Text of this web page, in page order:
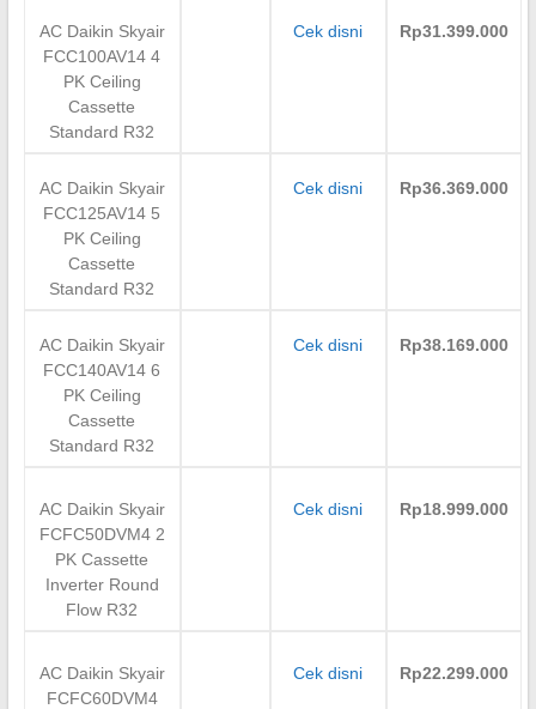
AC Daikin Skyair
FCC100AV14 4
PK Ceiling
Cassette
Standard R32
Cek disni Rp31.399.000
AC Daikin Skyair
FCC125AV14 5
PK Ceiling
Cassette
Standard R32
Cek disni Rp36.369.000
AC Daikin Skyair
FCC140AV14 6
PK Ceiling
Cassette
Standard R32
Cek disni Rp38.169.000
AC Daikin Skyair
FCFC50DVM4 2
PK Cassette
Inverter Round
Flow R32
Cek disni Rp18.999.000
AC Daikin Skyair
FCFC60DVM4
Cek disni Rp22.299.000